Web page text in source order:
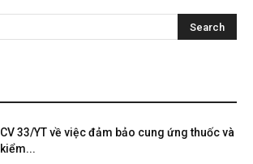
CV 33/YT về việc đảm bảo cung ứng thuốc và
kiểm...